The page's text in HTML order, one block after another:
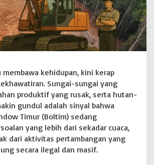
n
,
p
a
r
t
a
s
i
h
i
a
m
membawa kehidupan, kini kerap
Sungai-sungai yang
produktif yang rusak, serta hutan-
gundul adalah sinyal bahwa
Timur (Boltim) sedang
yang lebih dari sekadar cuaca,
dari aktivitas pertambangan yang
secara ilegal dan masif.